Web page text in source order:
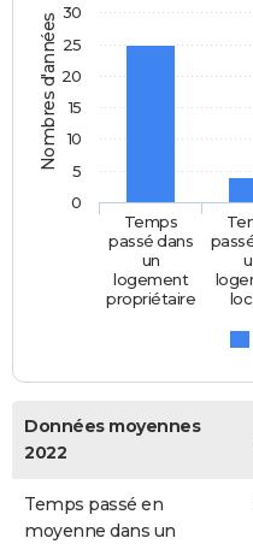
Nombres d'années
Temps
passé dans
un
logement
propriétaire
0
5
10
15
20
25
30
Données moyennes
2022
Temps passé en
moyenne dans un